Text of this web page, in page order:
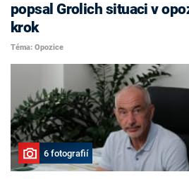
popsal Grolich situaci v
krok
Téma: Opozice
6 fotografií